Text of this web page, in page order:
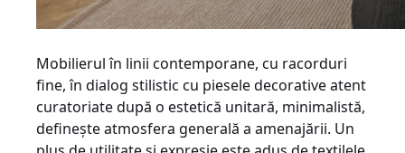
Mobilierul în linii contemporane, cu racorduri
fine, în dialog stilistic cu piesele decorative atent
curatoriate după o estetică unitară, minimalistă,
definește atmosfera generală a amenajării. Un